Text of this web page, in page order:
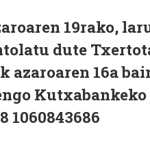
19rako,
dute
azaroaren 16a
1060843686